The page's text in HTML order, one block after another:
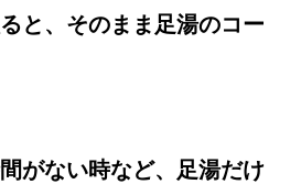
と、そのまま足湯のコー
がない時など、足湯だけ